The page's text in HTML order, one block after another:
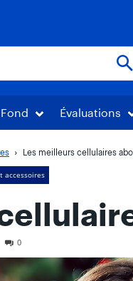
Évaluations
Les meilleurs cellulaires
accessoires
0